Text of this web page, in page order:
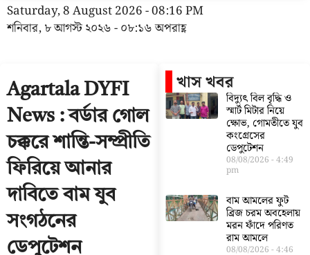
Saturday, 8 August 2026 - 08:16 PM
শনিবার, ৮ আগস্ট ২০২৬ - ০৮:১৬ অপরাহ্ণ
Agartala DYFI
News : বর্ডার গোল
চক্করে শান্তি-সম্প্রীতি
ফিরিয়ে আনার
দাবিতে বাম যুব
সংগঠনের
ডেপুটেশন
খাস খবর
বিদ্যুৎ বিল বৃদ্ধি ও
স্মার্ট মিটার নিয়ে
ক্ষোভ, গোমতীতে যুব
কংগ্রেসের
ডেপুটেশন
08/08/2026 4:49
pm
বাম আমলের ফুট
ব্রিজ চরম অবহেলায়
মরন ফাঁদে পরিণত
রাম আমলে
08/08/2026 4:46